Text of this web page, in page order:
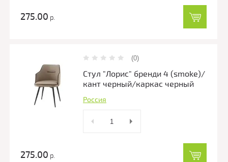
275.00 р.
(0)
Стул "Лорис" бренди 4 (smoke)/
кант черный/каркас черный
Россия
275.00 р.